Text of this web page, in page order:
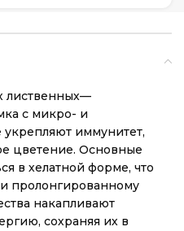
лиственных—
с микро- и
иммунитет,
цветение. Основные
в хелатной форме, что
пролонгированному
накапливают
сохраняя их в